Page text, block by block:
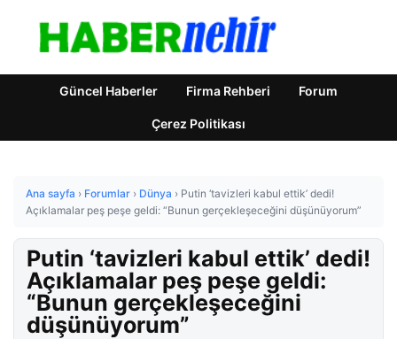
Güncel Haberler Firma Rehberi Forum
Çerez Politikası
Ana sayfa › Forumlar › Dünya › Putin ‘tavizleri kabul ettik’ dedi!
Açıklamalar peş peşe geldi: “Bunun gerçekleşeceğini düşünüyorum”
Putin ‘tavizleri kabul ettik’ dedi!
Açıklamalar peş peşe geldi:
“Bunun gerçekleşeceğini
düşünüyorum”